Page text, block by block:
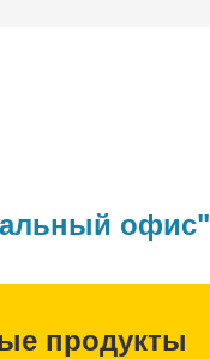
офис"
продукты